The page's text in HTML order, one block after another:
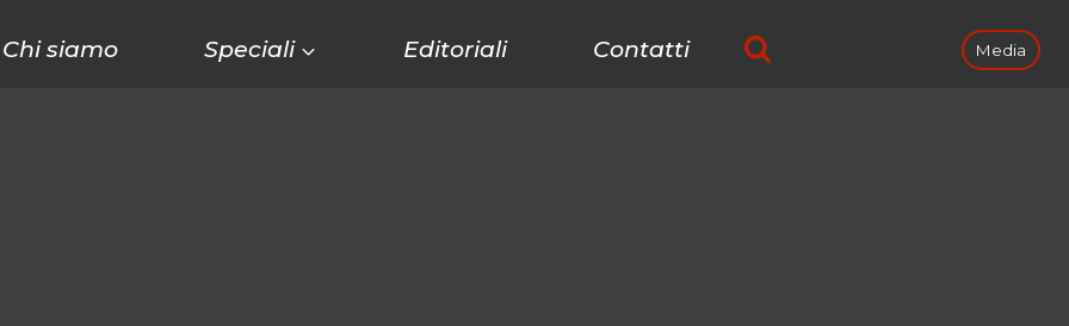
Chi siamo Speciali Editoriali Contatti Media